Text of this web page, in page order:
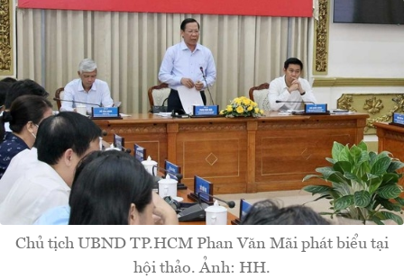
Chủ tịch UBND TP.HCM Phan Văn Mãi phát biểu tại
hội thảo. Ảnh: HH.